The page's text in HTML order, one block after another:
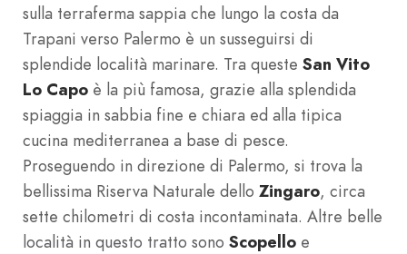
sulla terraferma sappia che lungo la costa da
Trapani verso Palermo è un susseguirsi di
splendide località marinare. Tra queste San Vito
Lo Capo è la più famosa, grazie alla splendida
spiaggia in sabbia fine e chiara ed alla tipica
cucina mediterranea a base di pesce.
Proseguendo in direzione di Palermo, si trova la
bellissima Riserva Naturale dello Zingaro, circa
sette chilometri di costa incontaminata. Altre belle
località in questo tratto sono Scopello e